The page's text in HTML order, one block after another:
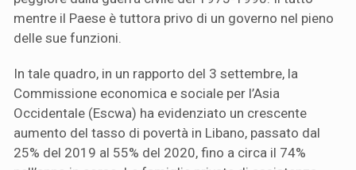
mentre il Paese è tuttora privo di un governo nel pieno
delle sue funzioni.
In tale quadro, in un rapporto del 3 settembre, la
Commissione economica e sociale per l’Asia
Occidentale (Escwa) ha evidenziato un crescente
aumento del tasso di povertà in Libano, passato dal
25% del 2019 al 55% del 2020, fino a circa il 74%